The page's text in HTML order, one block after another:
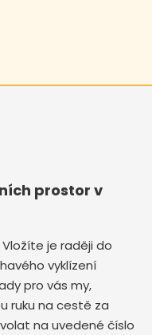
prostor v
je raději do
vyklízení
pro vás my,
ruku na cestě za
na uvedené číslo